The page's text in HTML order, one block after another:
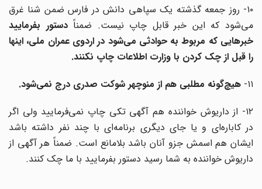
۱۰- روز جمعه گذشته یک سپاهی دانش در فارس ضمن شنا غرق
می‌شود که این خبر قابل چاپ نیست. ضمناًدستور بفرمایید
خبرهایی که مربوط به حوادثی می‌شود در اردوی عمران ملی، اینها
را قبل از چک کردن با وزارت اطلاعات چاپ نکنند.
هیچ‌گونه مطلبی هم از منوچهر شوکت صدری درج نمی‌شود.
۱۲- از داریوش خواننده هم آگهی تکی چاپ نمی‌فرمایید ولی اگر
در کاباره‌ای و یا جای دیگری برنامه‌ای با چند نفر داشته باشد
ایشان هم اسمش جزو آنان باشد بلامانع است. ضمناً هر آگهی از
داریوش خواننده به شما رسید دستور بفرمایید با ما چک کنند.